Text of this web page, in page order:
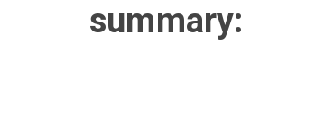
summary: